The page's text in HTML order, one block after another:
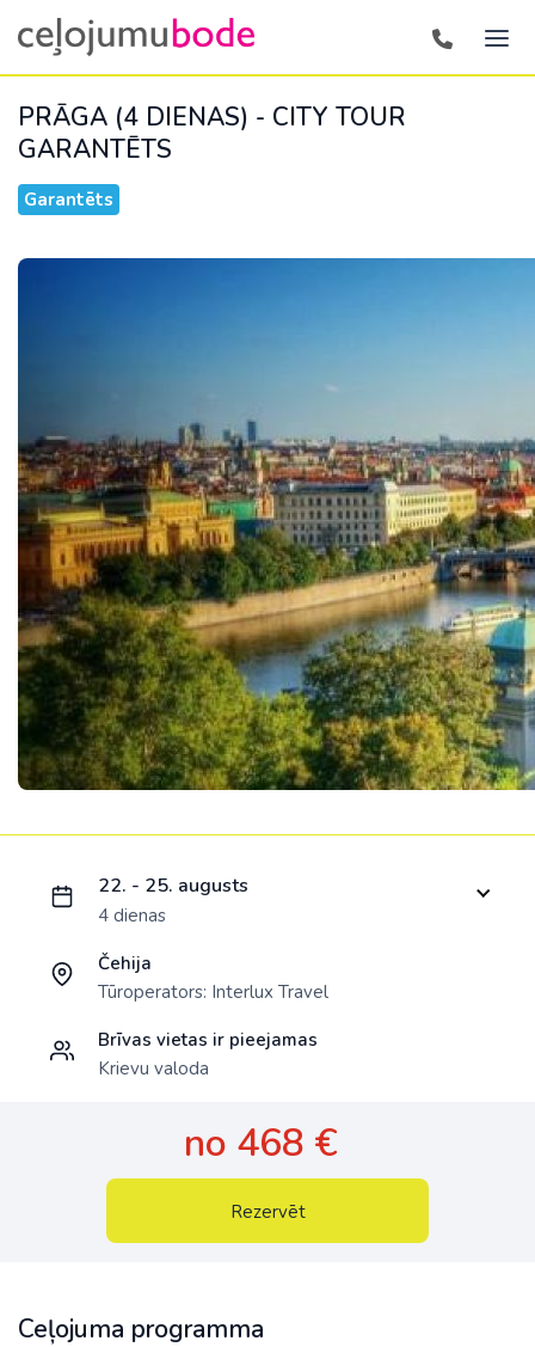
PRĀGA (4 DIENAS) - CITY TOUR
GARANTĒTS
Garantēts
Ceļojuma programma
22. - 25. augusts
4 dienas
Čehija
Tūroperators: Interlux Travel
Brīvas vietas ir pieejamas
Krievu valoda
no 468 €
Rezervēt